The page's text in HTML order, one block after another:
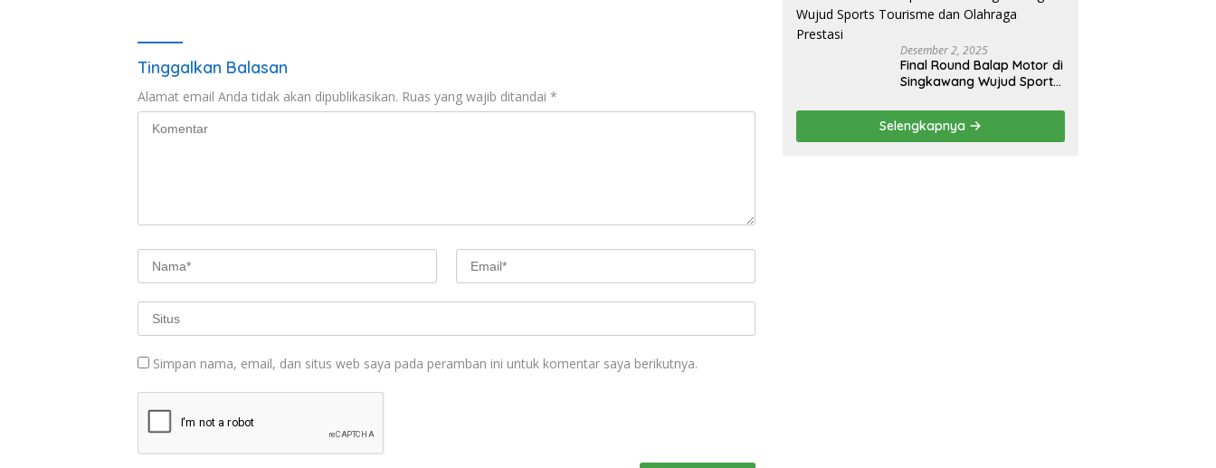
Tinggalkan Balasan
Alamat email Anda tidak akan dipublikasikan. Ruas yang wajib ditandai *
Simpan nama, email, dan situs web saya pada peramban ini untuk komentar saya berikutnya.
Desember 2, 2025
Final Round Balap Motor di
Singkawang Wujud Sports
Prestasi
Selengkapnya